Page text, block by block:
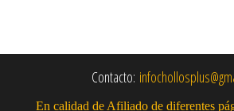
Contacto:
En calidad de Afiliado de diferentes